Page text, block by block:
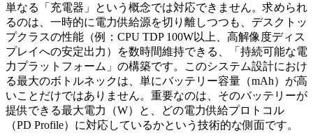
単なる「充電器」という概念では対応できません。求められ
るのは、一時的に電力供給源を切り離しつつも、デスクトッ
プクラスの性能（例：CPU TDP 100W以上、高解像度ディス
プレイへの安定出力）を数時間維持できる、「持続可能な電
力プラットフォーム」の構築です。このシステム設計におけ
る最大のボトルネックは、単にバッテリー容量（mAh）が高
いことだけではありません。重要なのは、そのバッテリーが
提供できる最大電力（W）と、どの電力供給プロトコル
（PD Profile）に対応しているかという技術的な側面です。